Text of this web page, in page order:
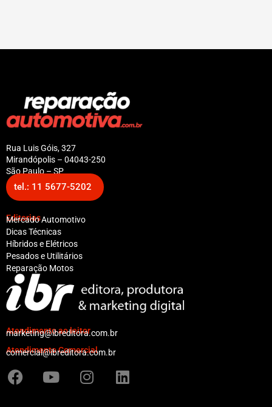
Rua Luis Góis, 327
Mirandópolis – 04043-250
São Paulo – SP
tel.: 11 5677-5202
Editorias
Mercado Automotivo
Dicas Técnicas
Híbridos e Elétricos
Pesados e Utilitários
Reparação Motos
Atendimento ao leitor
marketing@ibreditora.com.br
Atendimento Comercial
comercial@ibreditora.com.br
F
a
Y
o
I
n
L
i